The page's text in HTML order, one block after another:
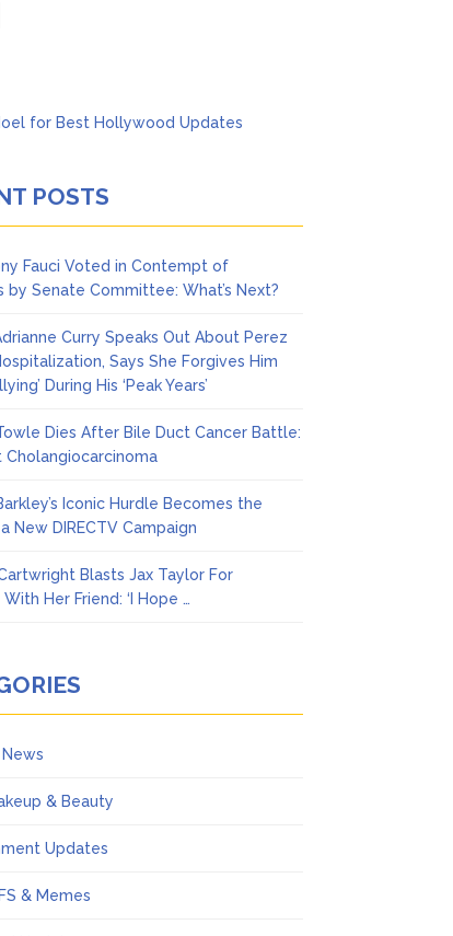
POSTS
Fauci Voted in Contempt of
by Senate Committee: What’s Next?
Curry Speaks Out About Perez
Says She Forgives Him
During His ‘Peak Years’
Dies After Bile Duct Cancer Battle:
Cholangiocarcinoma
Iconic Hurdle Becomes the
New DIRECTV Campaign
Blasts Jax Taylor For
Her Friend: ‘I Hope …
& Beauty
Updates
& Memes